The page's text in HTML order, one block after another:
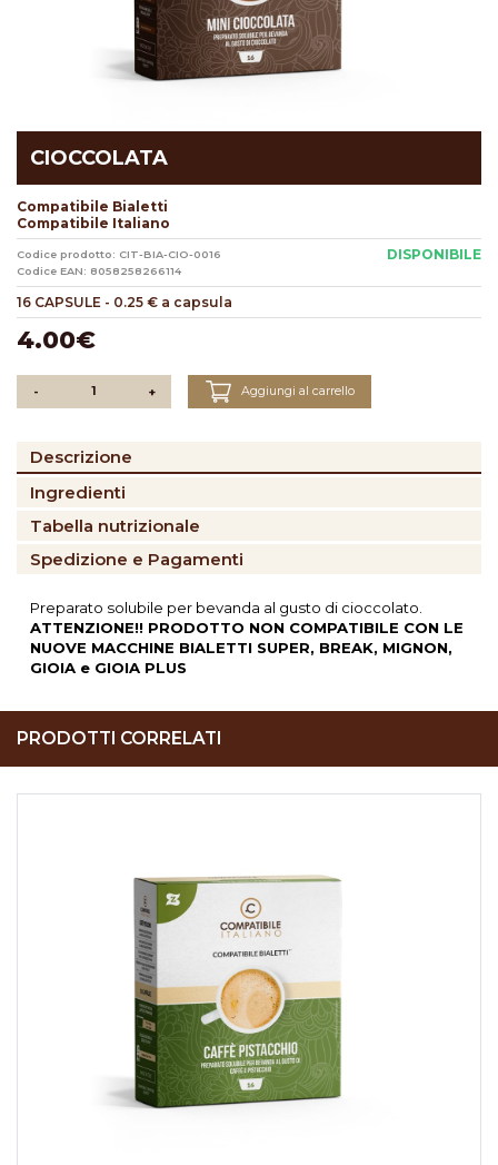
CIOCCOLATA
Compatibile Bialetti
Compatibile Italiano
Codice prodotto: CIT-BIA-CIO-0016
Codice EAN: 8058258266114
DISPONIBILE
16 CAPSULE - 0.25 € a capsula
4.00€
- + Aggiungi al carrello
Descrizione
Ingredienti
Tabella nutrizionale
Spedizione e Pagamenti
Preparato solubile per bevanda al gusto di cioccolato.
ATTENZIONE!! PRODOTTO NON COMPATIBILE CON LE
NUOVE MACCHINE BIALETTI SUPER, BREAK, MIGNON,
GIOIA e GIOIA PLUS
PRODOTTI CORRELATI